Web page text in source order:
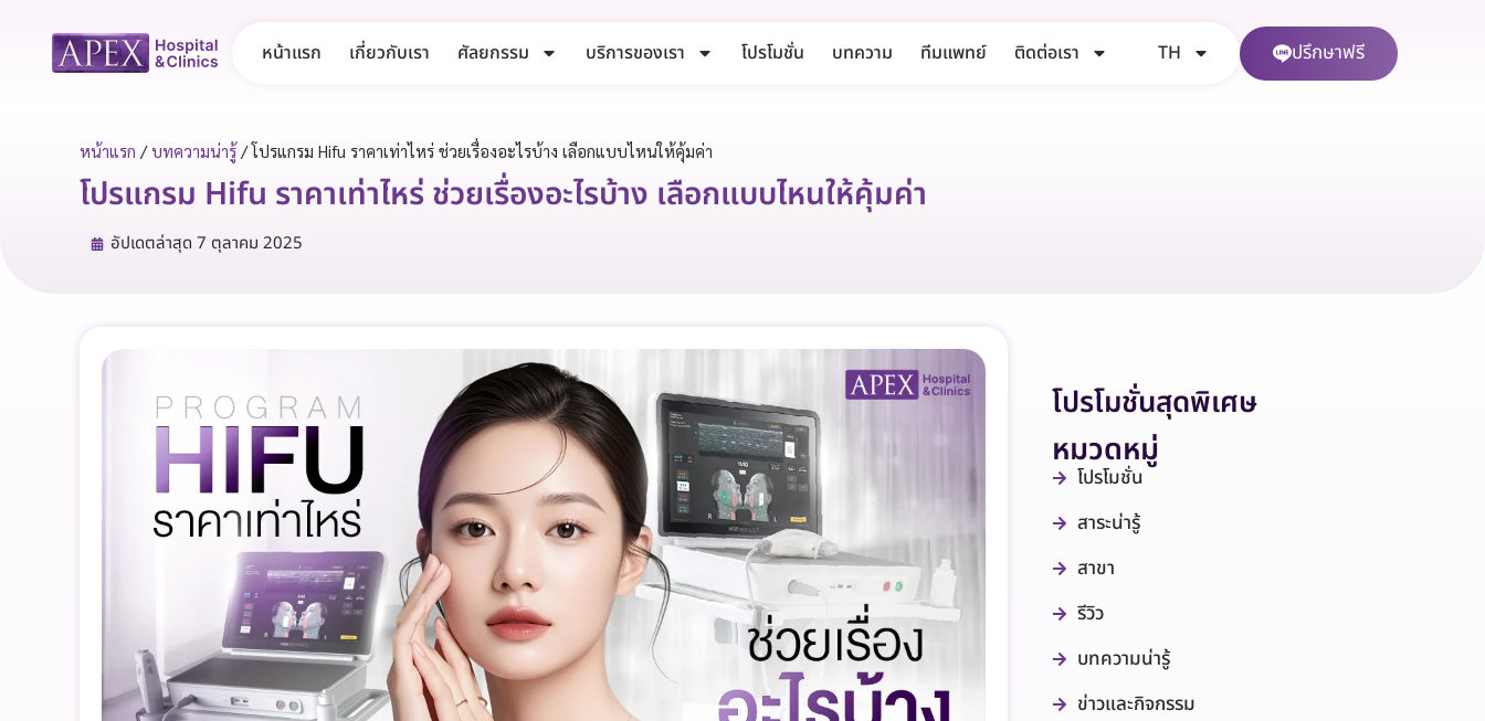
หน้าแรก เกี่ยวกับเรา ศัลยกรรม บริการของเรา โปรโมชั่น บทความ ทีมแพทย์ ติดต่อเรา TH ปรึกษาฟรี
หน้าแรก /บทความน่ารู้/โปรแกรม Hifu ราคาเท่าไหร่ ช่วยเรื่องอะไรบ้าง เลือกแบบไหนให้คุ้มค่า
โปรแกรม Hifu ราคาเท่าไหร่ ช่วยเรื่องอะไรบ้าง เลือกแบบไหนให้คุ้มค่า
อัปเดตล่าสุด 7 ตุลาคม 2025
โปรโมชั่นสุดพิเศษ
หมวดหมู่
โปรโมชั่น
สาระน่ารู้
สาขา
รีวิว
บทความน่ารู้
ข่าวและกิจกรรม